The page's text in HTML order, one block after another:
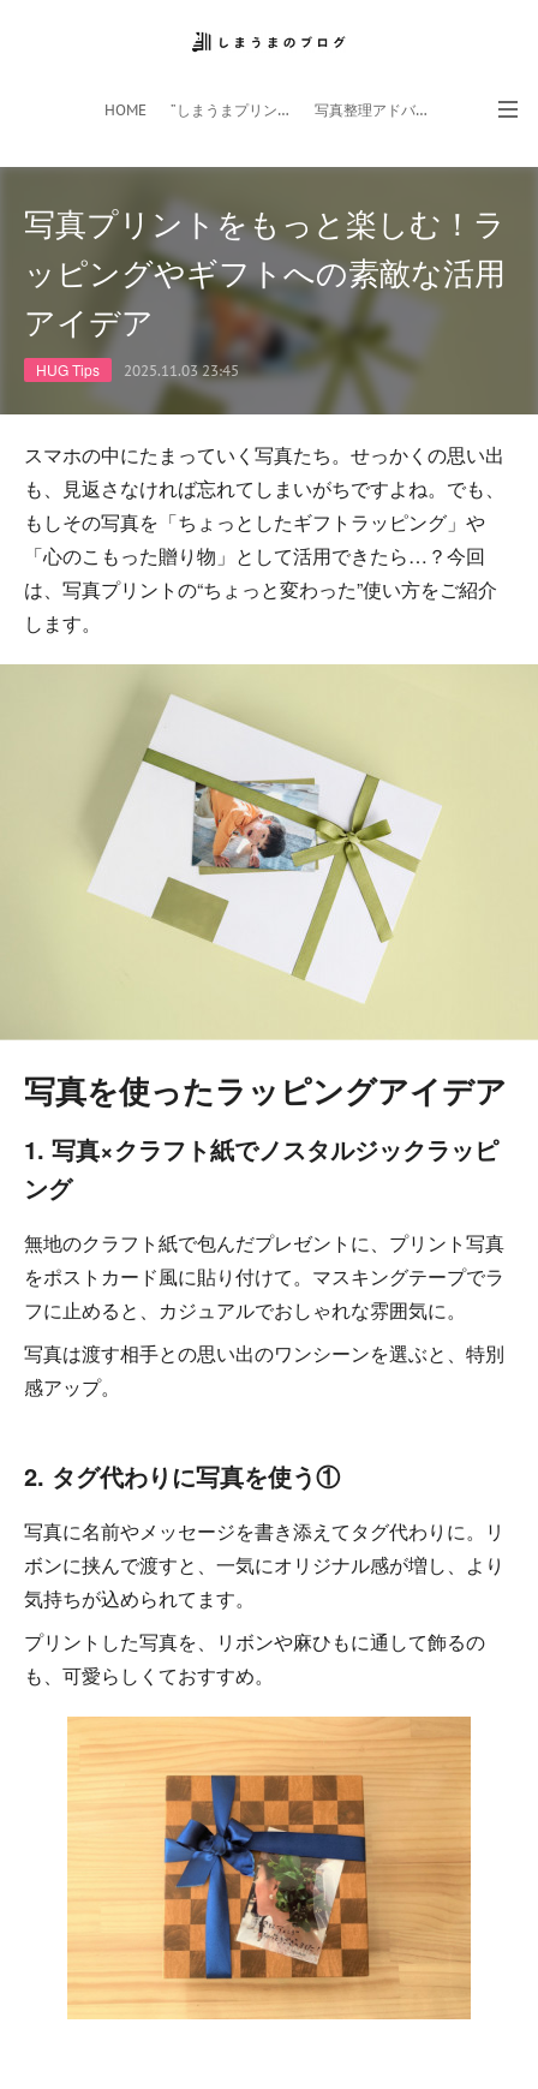
HOME ”しまうまプリント”サイト 写真整理アドバイザー
写真プリントをもっと楽しむ！ラ
ッピングやギフトへの素敵な活用
アイデア
HUG Tips 2025.11.03 23:45
スマホの中にたまっていく写真たち。せっかくの思い出
も、見返さなければ忘れてしまいがちですよね。でも、
もしその写真を「ちょっとしたギフトラッピング」や
「心のこもった贈り物」として活用できたら…？今回
は、写真プリントの“ちょっと変わった”使い方をご紹介
します。
写真を使ったラッピングアイデア
1. 写真×クラフト紙でノスタルジックラッピ
ング
無地のクラフト紙で包んだプレゼントに、プリント写真
をポストカード風に貼り付けて。マスキングテープでラ
フに止めると、カジュアルでおしゃれな雰囲気に。
写真は渡す相手との思い出のワンシーンを選ぶと、特別
感アップ。
2. タグ代わりに写真を使う①
写真に名前やメッセージを書き添えてタグ代わりに。リ
ボンに挟んで渡すと、一気にオリジナル感が増し、より
気持ちが込められてます。
プリントした写真を、リボンや麻ひもに通して飾るの
も、可愛らしくておすすめ。